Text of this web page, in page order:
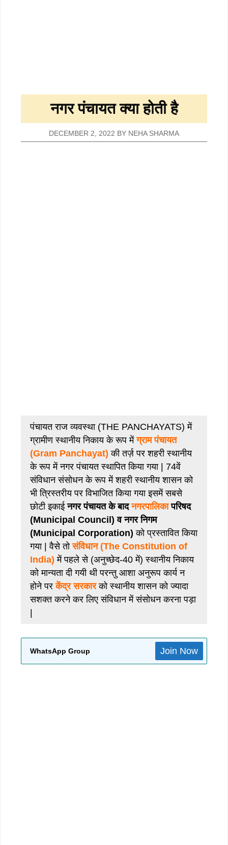
नगर पंचायत क्या होती है
DECEMBER 2, 2022 BY NEHA SHARMA
पंचायत राज व्यवस्था (THE PANCHAYATS) में
ग्रामीण स्थानीय निकाय के रूप मेंग्राम पंचायत
(Gram Panchayat) की तर्ज़ पर शहरी स्थानीय
के रूप में नगर पंचायत स्थापित किया गया | 74वें
संविधान संसोधन के रूप में शहरी स्थानीय शासन को
भी त्रिस्तरीय पर विभाजित किया गया इसमें सबसे
छोटी इकाईनगर पंचायत के बादनगरपालिकापरिषद
(Municipal Council) व नगर निगम
(Municipal Corporation) को प्रस्तावित किया
गया | वैसे तो संविधान (The Constitution of
India) में पहले से (अनुच्छेद-40 में) स्थानीय निकाय
को मान्यता दी गयी थी परन्तु आशा अनुरूप कार्य न
होने पर केंद्र सरकारको स्थानीय शासन को ज्यादा
सशक्त करने कर लिए संविधान में संसोधन करना पड़ा
|
WhatsApp Group Join Now